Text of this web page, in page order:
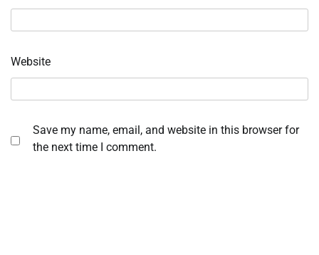
Website
Save my name, email, and website in this browser for
the next time I comment.